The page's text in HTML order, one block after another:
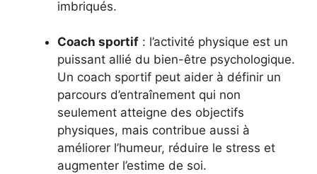
imbriqués.
Coach sportif : l’activité physique est un
puissant allié du bien-être psychologique.
Un coach sportif peut aider à définir un
parcours d’entraînement qui non
seulement atteigne des objectifs
physiques, mais contribue aussi à
améliorer l’humeur, réduire le stress et
augmenter l’estime de soi.